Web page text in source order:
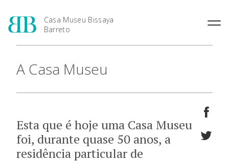
Casa Museu Bissaya
Barreto
Barreto
A Casa Museu
Esta que é hoje uma Casa Museu
foi, durante quase 50 anos, a
residência particular de